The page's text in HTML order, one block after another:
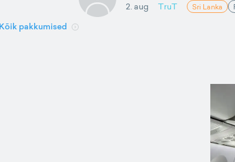
Kõik pakkumised
2. aug TruT Sri Lanka